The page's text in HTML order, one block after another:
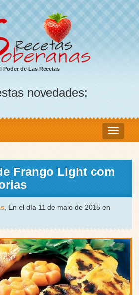
Poder de Las Recetas
novedades:
Frango Light com
, En el día 11 de maio de 2015 en